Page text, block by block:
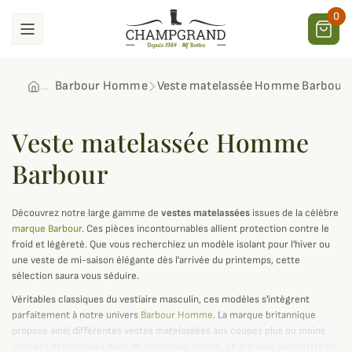
0
Barbour Homme Veste matelassée Homme Barbour
Veste matelassée Homme
Barbour
Découvrez notre large gamme de vestes matelassées issues de la célèbre
marque Barbour. Ces pièces incontournables allient protection contre le
froid et légèreté. Que vous recherchiez un modèle isolant pour l'hiver ou
une veste de mi-saison élégante dès l'arrivée du printemps, cette
sélection saura vous séduire.
Véritables classiques du vestiaire masculin, ces modèles s'intègrent
parfaitement à notre univers Barbour Homme. La marque britannique
propose ainsi différentes vestes matelassées aux coupes plus ou moins